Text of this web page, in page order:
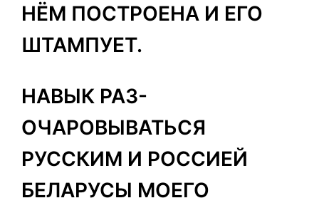
НЁМ ПОСТРОЕНА И ЕГО
ШТАМПУЕТ.
НАВЫК РАЗ-
ОЧАРОВЫВАТЬСЯ
РУССКИМ И РОССИЕЙ
БЕЛАРУСЫ МОЕГО